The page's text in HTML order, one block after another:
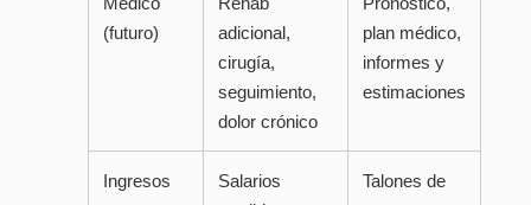
(futuro)
adicional,
cirugía,
seguimiento,
dolor crónico
plan médico,
informes y
estimaciones
Ingresos
Salarios
Talones de